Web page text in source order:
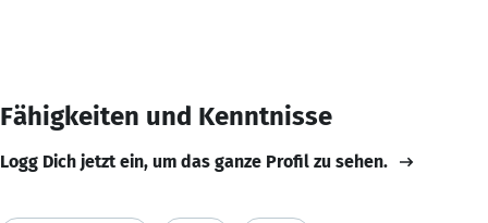
Fähigkeiten und Kenntnisse
Logg Dich jetzt ein, um das ganze Profil zu sehen.